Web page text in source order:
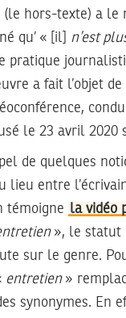
(le hors-texte) a le
qu’ « [il] n’est
pratique
a fait l’objet
le 23 avril 2020
de quelques
lieu entre
témoigne la vidéo
», le statut
sur le genre.
entretien»
synonymes. En